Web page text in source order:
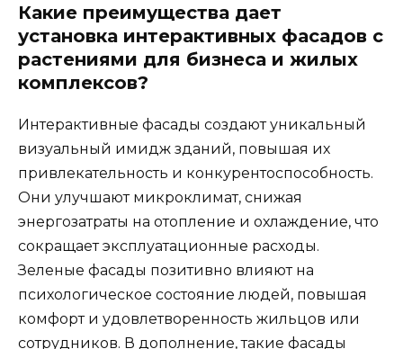
Какие преимущества дает
установка интерактивных фасадов с
растениями для бизнеса и жилых
комплексов?
Интерактивные фасады создают уникальный
визуальный имидж зданий, повышая их
привлекательность и конкурентоспособность.
Они улучшают микроклимат, снижая
энергозатраты на отопление и охлаждение, что
сокращает эксплуатационные расходы.
Зеленые фасады позитивно влияют на
психологическое состояние людей, повышая
комфорт и удовлетворенность жильцов или
сотрудников. В дополнение, такие фасады